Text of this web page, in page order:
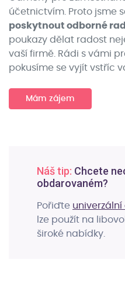
účetnictvím. Proto jsme
poskytnout odborné
poukazy dělat radost
vaší firmě. Rádi s vámi
pokusíme se vyjít vstříc
Mám zájem
Náš tip: Chcete
obdarovaném?
Pořiďte univerzální
lze použít na
široké nabídky.